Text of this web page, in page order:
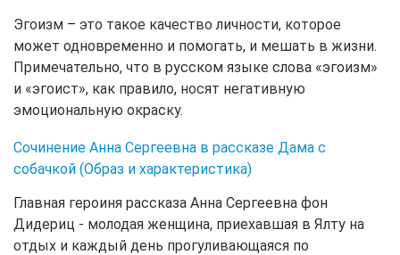
Эгоизм – это такое качество личности, которое
может одновременно и помогать, и мешать в жизни.
Примечательно, что в русском языке слова «эгоизм»
и «эгоист», как правило, носят негативную
эмоциональную окраску.
Сочинение Анна Сергеевна в рассказе Дама с
собачкой (Образ и характеристика)
Главная героиня рассказа Анна Сергеевна фон
Дидериц - молодая женщина, приехавшая в Ялту на
отдых и каждый день прогуливающаяся по